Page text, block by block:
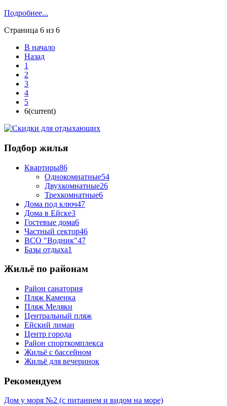
Подробнее...
Страница 6 из 6
В начало
Назад
1
2
3
4
5
6(current)
Подбор жилья
Квартиры86
Однокомнатные54
Двухкомнатные26
Трехкомнатные6
Дома под ключ47
Дома в Ейске3
Гостевые дома6
Частный сектор46
ВСО "Водник"47
Базы отдыха1
Жильё по районам
Район санатория
Пляж Каменка
Пляж Меляки
Центральный пляж
Ейский лиман
Центр города
Район спорткомплекса
Жильё с бассейном
Жильё для вечеринок
Рекомендуем
Дом у моря №2 (с питанием и видом на море)